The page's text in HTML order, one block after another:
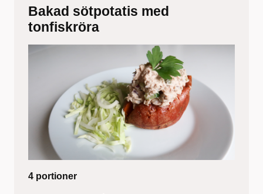
Bakad sötpotatis med
tonfiskröra
4 portioner